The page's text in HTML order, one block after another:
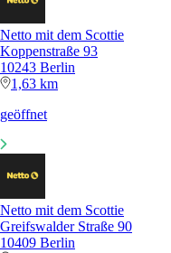
Netto mit dem Scottie
Koppenstraße 93
10243 Berlin
1,63 km
geöffnet
Netto mit dem Scottie
Greifswalder Straße 90
10409 Berlin